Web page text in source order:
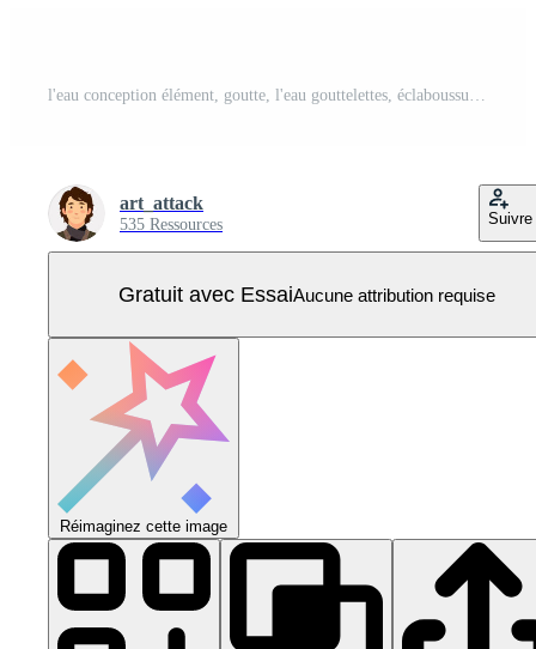
l'eau conception élément, goutte, l'eau gouttelettes, éclaboussure ensemble Icônes Vecteur Pro
art_attack
535 Ressources Suivre
Gratuit avec EssaiAucune attribution requise
Réimaginez cette image